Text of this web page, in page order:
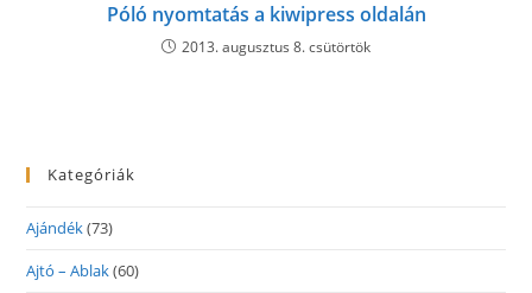
Póló nyomtatás a kiwipress oldalán
2013. augusztus 8. csütörtök
Kategóriák
Ajándék(73)
Ajtó – Ablak(60)